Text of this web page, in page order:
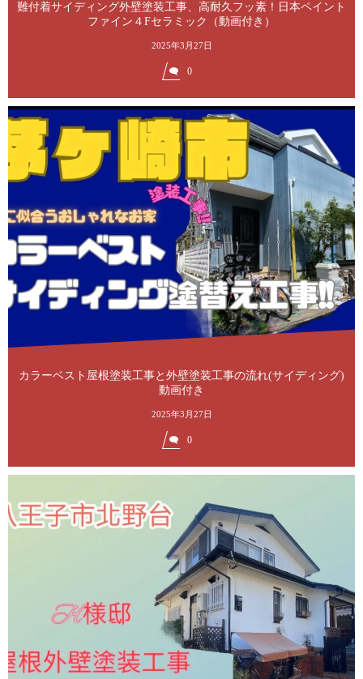
難付着サイディング外壁塗装工事、高耐久フッ素！日本ペイント
ファイン４Fセラミック（動画付き）
2025年3月27日
0
カラーベスト屋根塗装工事と外壁塗装工事の流れ(サイディング)
動画付き
2025年3月27日
0